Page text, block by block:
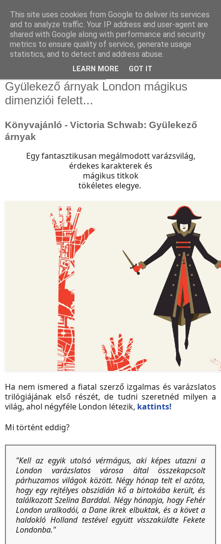
Gyülekező árnyak London mágikus
dimenziói felett...
Könyvajánló - Victoria Schwab: Gyülekező
árnyak
Egy fantasztikusan megálmodott varázsvilág,
érdekes karakterek és
mágikus titkok
tökéletes elegye.
Ha nem ismered a fiatal szerző izgalmas és varázslatos
trilógiájának első részét, de tudni szeretnéd milyen a
világ, ahol négyféle London létezik, kattints!
Mi történt eddig?
"Kell az egyik utolsó vérmágus, aki képes utazni a
London varázslatos városa által összekapcsolt
párhuzamos világok között. Négy hónap telt el azóta,
hogy egy rejtélyes obszidián kő a birtokába került, és
találkozott Szelina Barddal. Négy hónapja, hogy Fehér
London uralkodói, a Dane ikrek elbuktak, és a követ a
haldokló Holland testével együtt visszaküldte Fekete
Londonba."
This site uses cookies from Google to deliver its services
and to analyze traffic. Your IP address and user-agent are
shared with Google along with performance and security
metrics to ensure quality of service, generate usage
statistics, and to detect and address abuse.
LEARN MORE GOT IT